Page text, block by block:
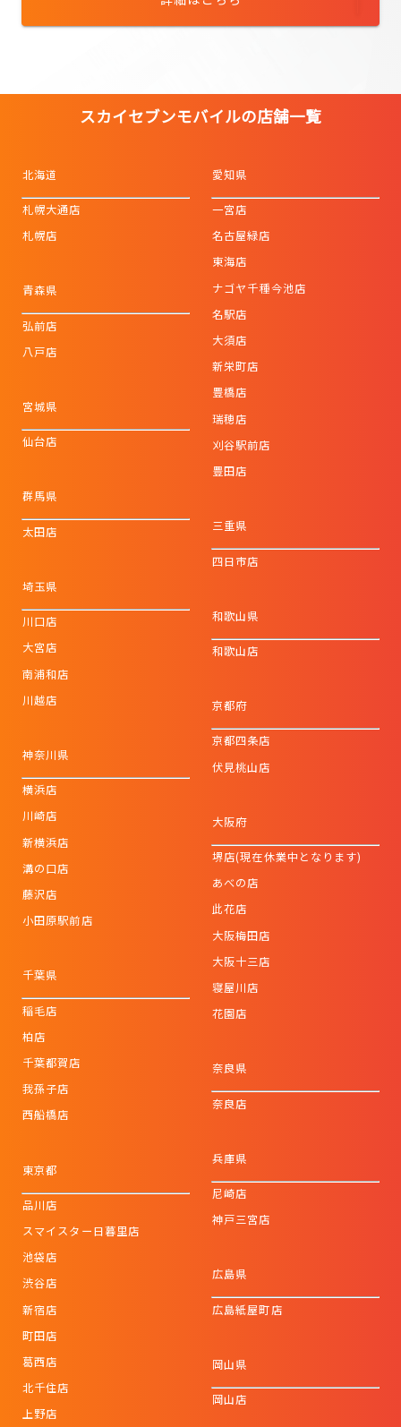
スカイセブンモバイルの店舗一覧
北海道
札幌大通店
札幌店
青森県
弘前店
八戸店
宮城県
仙台店
群馬県
太田店
埼玉県
川口店
大宮店
南浦和店
川越店
神奈川県
横浜店
川崎店
新横浜店
溝の口店
藤沢店
小田原駅前店
千葉県
稲毛店
柏店
千葉都賀店
我孫子店
西船橋店
東京都
品川店
スマイスター日暮里店
池袋店
渋谷店
新宿店
町田店
葛西店
北千住店
上野店
愛知県
一宮店
名古屋緑店
東海店
ナゴヤ千種今池店
名駅店
大須店
新栄町店
豊橋店
瑞穂店
刈谷駅前店
豊田店
三重県
四日市店
和歌山県
和歌山店
京都府
京都四条店
伏見桃山店
大阪府
堺店(現在休業中となります)
あべの店
此花店
大阪梅田店
大阪十三店
寝屋川店
花園店
奈良県
奈良店
兵庫県
尼崎店
神戸三宮店
広島県
広島紙屋町店
岡山県
岡山店